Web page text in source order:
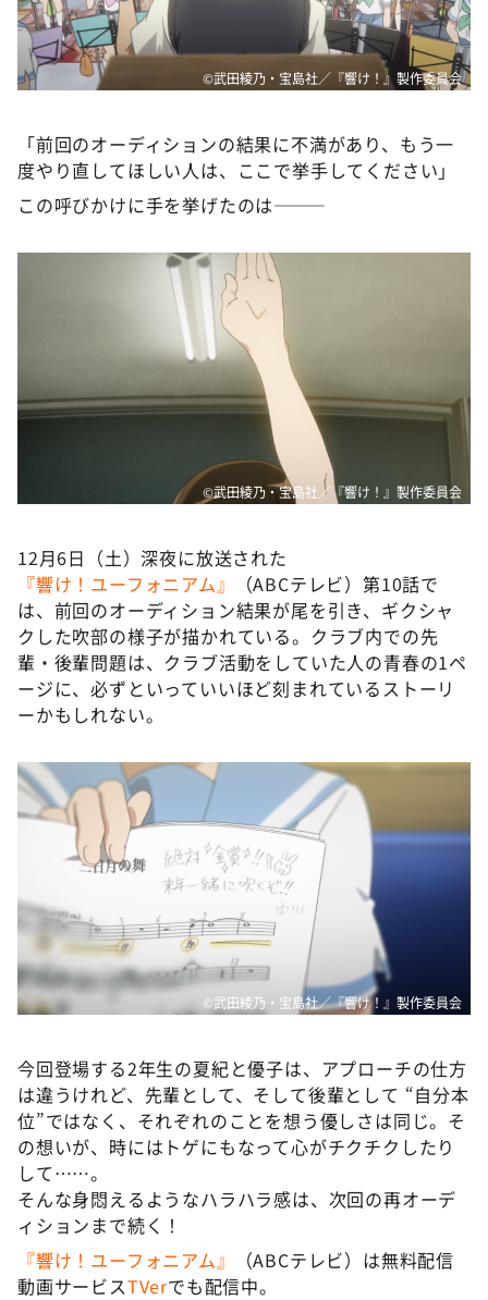
©武田綾乃・宝島社／『響け！』製作委員会
「前回のオーディションの結果に不満があり、もう一
度やり直してほしい人は、ここで挙手してください」
この呼びかけに手を挙げたのは———
©武田綾乃・宝島社／『響け！』製作委員会
12月6日（土）深夜に放送された
『響け！ユーフォニアム』
（ABCテレビ）第10話で
は、前回のオーディション結果が尾を引き、ギクシャ
クした吹部の様子が描かれている。クラブ内での先
輩・後輩問題は、クラブ活動をしていた人の青春の1ペ
ージに、必ずといっていいほど刻まれているストーリ
ーかもしれない。
©武田綾乃・宝島社／『響け！』製作委員会
今回登場する2年生の夏紀と優子は、アプローチの仕方
は違うけれど、先輩として、そして後輩として “自分本
位”ではなく、それぞれのことを想う優しさは同じ。そ
の想いが、時にはトゲにもなって心がチクチクしたり
して……。
そんな身悶えるようなハラハラ感は、次回の再オーデ
ィションまで続く！
『響け！ユーフォニアム』
（ABCテレビ）は無料配信
動画サービスTVerでも配信中。